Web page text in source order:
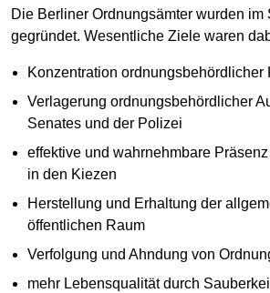
Die Berliner Ordnungsämter wurden im
gegründet. Wesentliche Ziele waren
Konzentration ordnungsbehördlicher
Verlagerung ordnungsbehördlicher
Senates und der Polizei
effektive und wahrnehmbare
in den Kiezen
Herstellung und Erhaltung der
öffentlichen Raum
Verfolgung und Ahndung von
mehr Lebensqualität durch